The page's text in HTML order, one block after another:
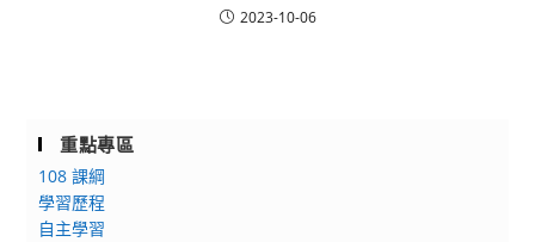
2023-10-06
重點專區
108 課綱
學習歷程
自主學習